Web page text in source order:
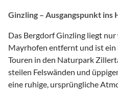
Ginzling – Ausgangspunkt
Das Bergdorf Ginzling liegt
Mayrhofen entfernt und ist
Touren in den Naturpark
steilen Felswänden und
eine ruhige, ursprüngliche